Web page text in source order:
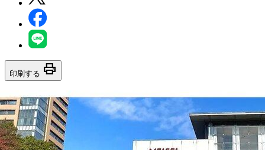
印刷する print